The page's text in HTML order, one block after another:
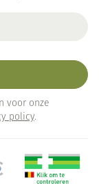
voor onze
policy.